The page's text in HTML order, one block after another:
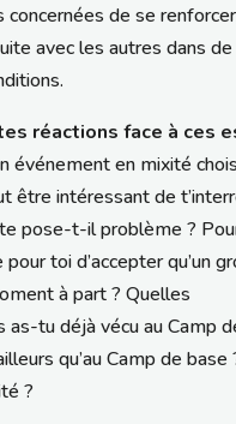
concernées de se
avec les autres dans de
réactions face à ces
événement en mixité
être intéressant de
pose-t-il problème ?
toi d’accepter qu’un
à part ? Quelles
as-tu déjà vécu au Camp
qu’au Camp de base
?